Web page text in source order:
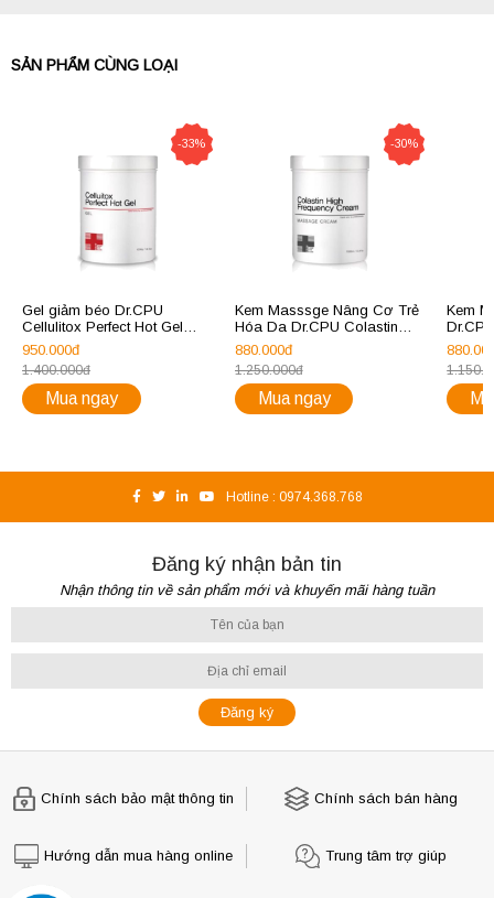
SẢN PHẨM CÙNG LOẠI
-33%
Gel giảm béo Dr.CPU
Cellulitox Perfect Hot Gel
1000ml
950.000đ
1.400.000đ
Mua ngay
-30%
Kem Masssge Nâng Cơ Trẻ
Hóa Da Dr.CPU Colastin
High Frequency Massage
Cream 1000ml
880.000đ
1.250.000đ
Mua ngay
Kem
Cream
Hotline : 0974.368.768
Đăng ký nhận bản tin
Nhận thông tin về sản phẩm mới và khuyến mãi hàng tuần
Chính sách bảo mật thông tin Chính sách bán hàng
Hướng dẫn mua hàng online Trung tâm trợ giúp